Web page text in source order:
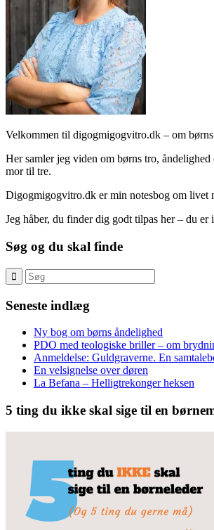
Velkommen til digogmigogvitro.dk – om
Her samler jeg viden om børns tro,
mor til tre.
Digogmigogvitro.dk er min notesbog om livet
Jeg håber, du finder dig godt tilpas her – du
Søg og du skal finde
Seneste indlæg
Ny bog om børns åndelighed
PDO med teologiske briller – om
Anmeldelse: Guldgraverne. En
En velsignelse over døren
La Befana – Helligtrekonger heksen
5 ting du ikke skal sige til en